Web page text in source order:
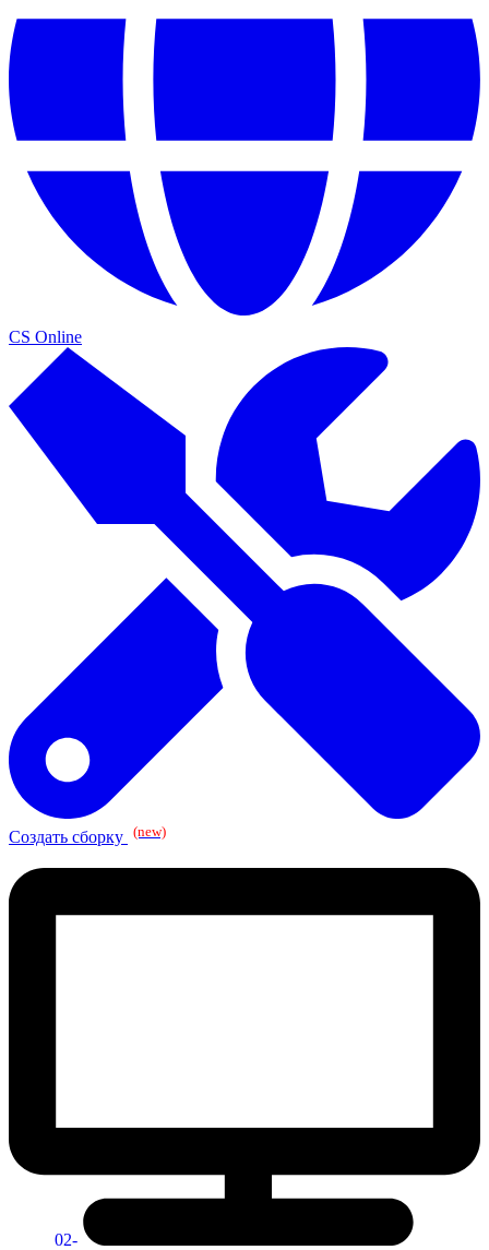
CS Online
Создать сборку (new)
02-